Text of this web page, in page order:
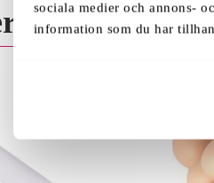
sociala medier och annons-
information som du har
Produkter